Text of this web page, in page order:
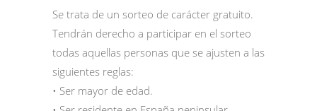
Se trata de un sorteo de carácter gratuito.
Tendrán derecho a participar en el sorteo
todas aquellas personas que se ajusten a las
siguientes reglas:
• Ser mayor de edad.